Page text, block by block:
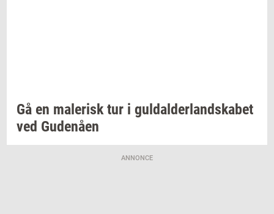
Gå en ma­le­risktur i gul­dal­der­land­ska­bet
ved Gu­denå­en
ANNONCE